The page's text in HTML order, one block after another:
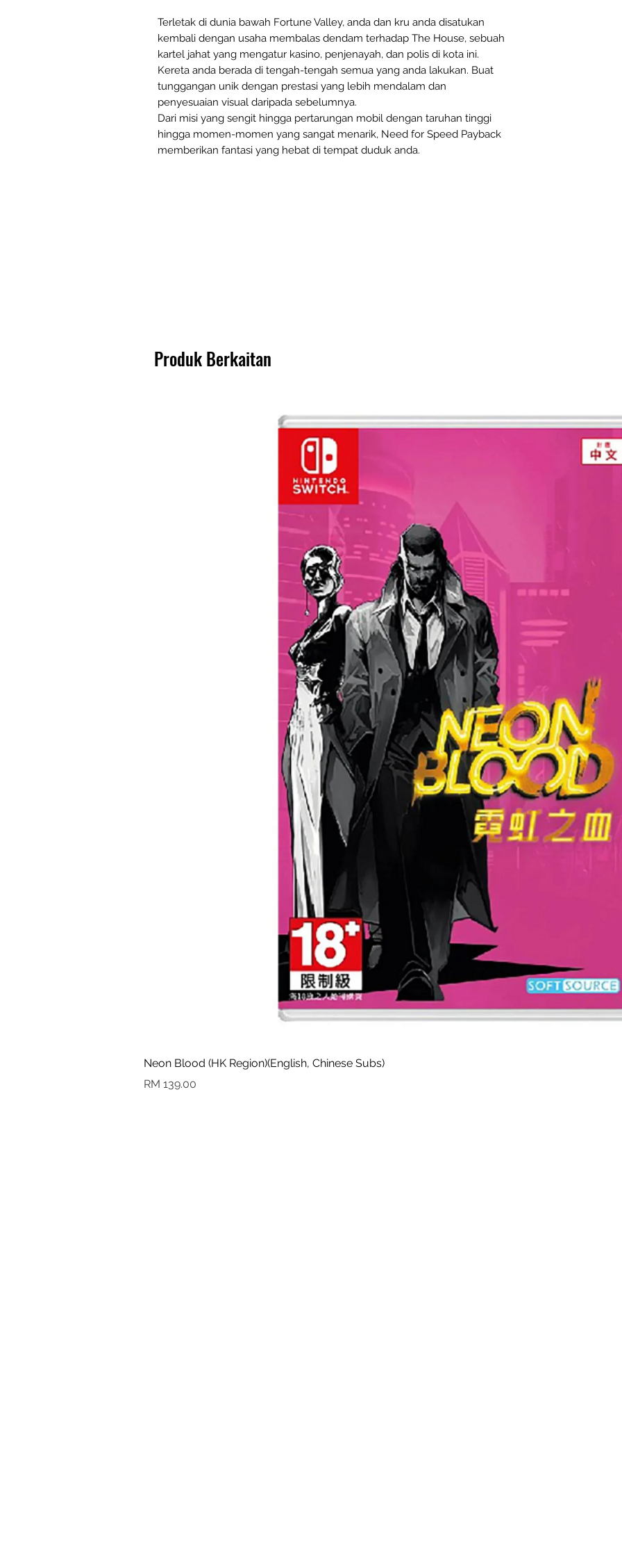
Terletak di dunia bawah Fortune Valley, anda dan kru anda disatukan
kembali dengan usaha membalas dendam terhadap The House, sebuah
kartel jahat yang mengatur kasino, penjenayah, dan polis di kota ini.
Kereta anda berada di tengah-tengah semua yang anda lakukan. Buat
tunggangan unik dengan prestasi yang lebih mendalam dan
penyesuaian visual daripada sebelumnya.
Dari misi yang sengit hingga pertarungan mobil dengan taruhan tinggi
hingga momen-momen yang sangat menarik, Need for Speed Payback
memberikan fantasi yang hebat di tempat duduk anda.
Produk Berkaitan
Neon Blood (HK Region)(English, Chinese Subs)
Harga
RM 139.00